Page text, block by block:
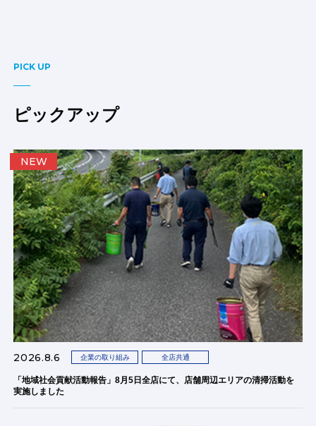
PICK UP
ピックアップ
2026.8.6 企業の取り組み 全店共通
「地域社会貢献活動報告」8月5日全店にて、店舗周辺エリアの清掃活動を
実施しました
NEW